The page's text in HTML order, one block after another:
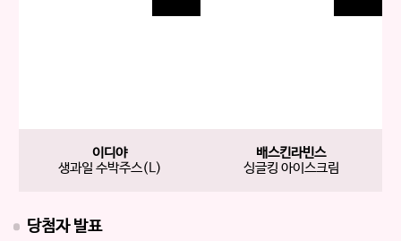
이디야
생과일 수박주스(L)
배스킨라빈스
싱글킹 아이스크림
당첨자 발표